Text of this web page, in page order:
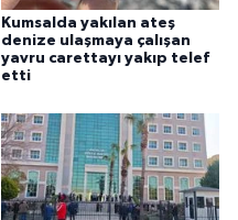
Kumsalda yakılan ateş
denize ulaşmaya çalışan
yavru carettayı yakıp telef
etti